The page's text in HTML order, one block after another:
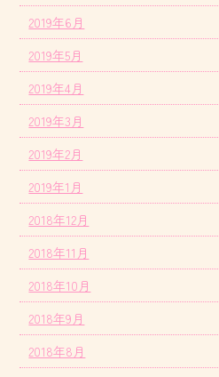
2019年6月
2019年5月
2019年4月
2019年3月
2019年2月
2019年1月
2018年12月
2018年11月
2018年10月
2018年9月
2018年8月